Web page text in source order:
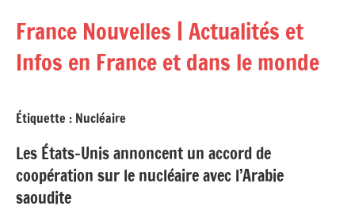
contenu
France Nouvelles | Actualités et
Infos en France et dans le monde
Étiquette : Nucléaire
Les États-Unis annoncent un accord de
coopération sur le nucléaire avec l’Arabie
saoudite